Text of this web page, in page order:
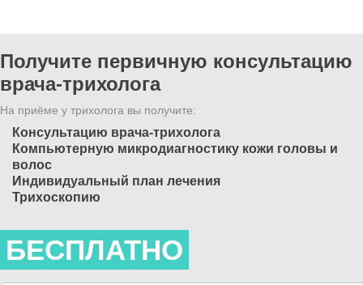
Получите первичную консультацию
врача-трихолога
На приёме у трихолога вы получите:
Консультацию врача-трихолога
Компьютерную микродиагностику кожи головы и
волос
Индивидуальный план лечения
Трихоскопию
БЕСПЛАТНО